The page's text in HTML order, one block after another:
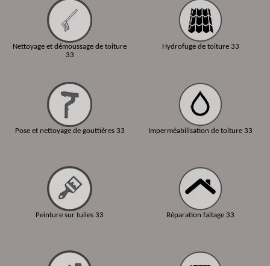
Nettoyage et démoussage de toiture
33
Pose et nettoyage de gouttières 33
Peinture sur tuiles 33
Hydrofuge de toiture 33
Imperméabilisation de toiture 33
Réparation faitage 33